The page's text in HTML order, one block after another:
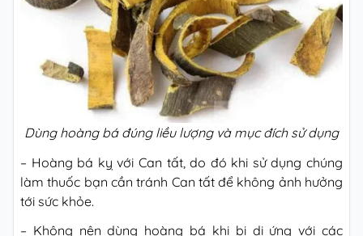
Dùng hoàng bá đúng liều lượng và mục đích sử dụng
– Hoàng bá kỵ với Can tất, do đó khi sử dụng chúng
làm thuốc bạn cần tránh Can tất để không ảnh hưởng
tới sức khỏe.
– Không nên dùng hoàng bá khi bị dị ứng với các